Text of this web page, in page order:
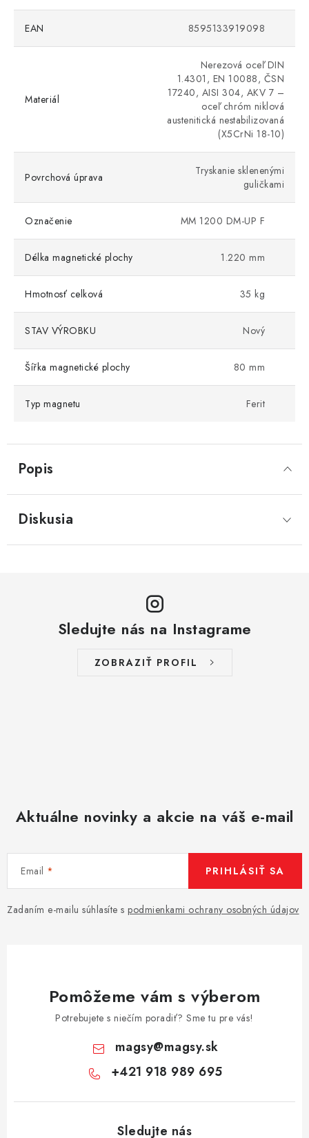
Popis
EAN 8595133919098
Materiál
Nerezová oceľ DIN
1.4301, EN 10088, ČSN
17240, AISI 304, AKV 7 –
oceľ chróm niklová
austenitická nestabilizovaná
(X5CrNi 18-10)
Povrchová úprava
Tryskanie sklenenými
guličkami
Označenie MM 1200 DM-UP F
Délka magnetické plochy 1.220 mm
Hmotnosť celková 35 kg
STAV VÝROBKU Nový
Šířka magnetické plochy 80 mm
Typ magnetu Ferit
Diskusia
Sledujte nás na Instagrame
ZOBRAZIŤ PROFIL
Aktuálne novinky a akcie na váš e-mail
Email
Zadaním e-mailu súhlasíte s podmienkami ochrany osobných údajov
PRIHLÁSIŤ SA
Pomôžeme vám s výberom
Potrebujete s niečím poradiť? Sme tu pre vás!
magsy@magsy.sk
+421 918 989 695